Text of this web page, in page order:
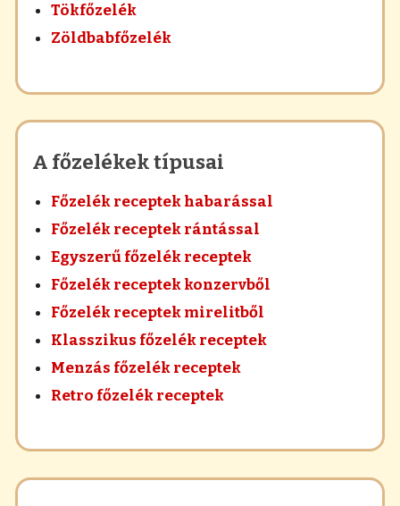
Tökfőzelék
Zöldbabfőzelék
A főzelékek típusai
Főzelék receptek habarással
Főzelék receptek rántással
Egyszerű főzelék receptek
Főzelék receptek konzervből
Főzelék receptek mirelitből
Klasszikus főzelék receptek
Menzás főzelék receptek
Retro főzelék receptek